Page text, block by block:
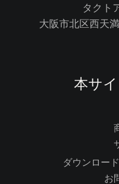
タクト
大阪市北区西天
本サ
ダウンロー
お